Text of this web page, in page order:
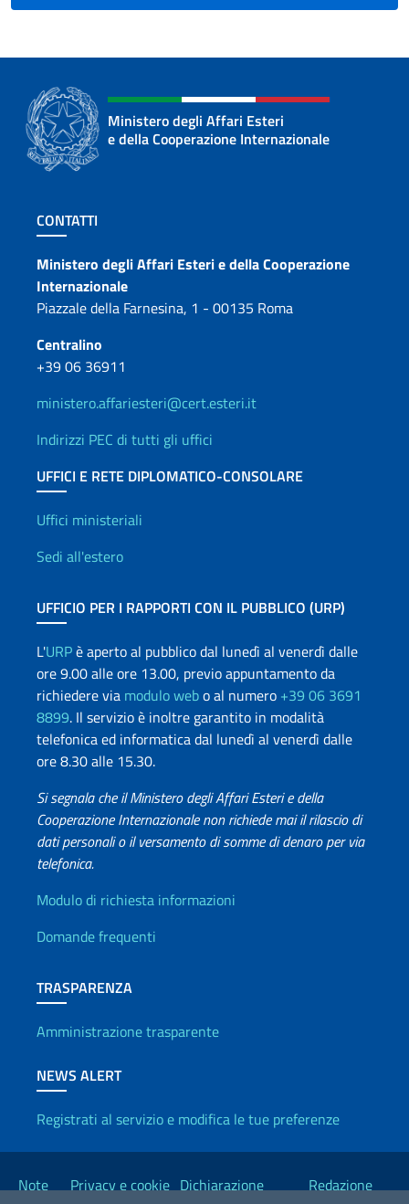
Ministero degli Affari Esteri
e della Cooperazione Internazionale
Sezione footer
CONTATTI
Contatti
Ministero degli Affari Esteri e della Cooperazione
Internazionale
Piazzale della Farnesina, 1 - 00135 Roma
Centralino
+39 06 36911
ministero.affariesteri@cert.esteri.it
Indirizzi PEC di tutti gli uffici
UFFICI E RETE DIPLOMATICO-CONSOLARE
Uffici e Rete diplomatica
Uffici ministeriali
Sedi all'estero
UFFICIO PER I RAPPORTI CON IL PUBBLICO (URP)
L'URPè aperto al pubblico dal lunedì al venerdì dalle
ore 9.00 alle ore 13.00, previo appuntamento da
richiedere via modulo webo al numero +39 06 3691
8899. Il servizio è inoltre garantito in modalità
telefonica ed informatica dal lunedì al venerdì dalle
ore 8.30 alle 15.30.
Si segnala che il Ministero degli Affari Esteri e della
Cooperazione Internazionale non richiede mai il rilascio di
dati personali o il versamento di somme di denaro per via
telefonica.
Info utili
Modulo di richiesta informazioni
Domande frequenti
TRASPARENZA
Amministrazione trasparente
NEWS ALERT
Registrati al servizio e modifica le tue preferenze
Link Utili
Note
Privacy e cookie Dichiarazione
Redazione